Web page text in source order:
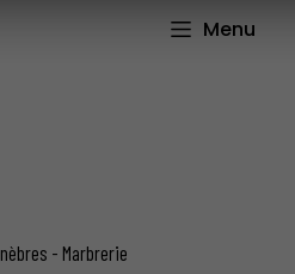
Menu
- Marbrerie